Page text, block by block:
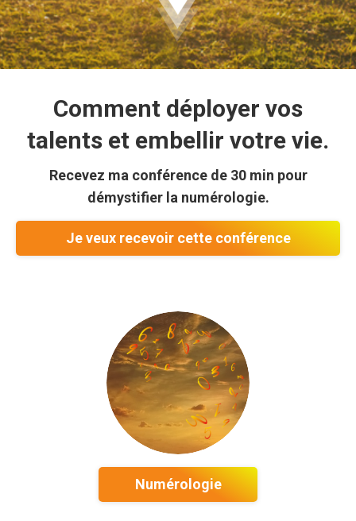
Comment déployer vos
talents et embellir votre vie.
Recevez ma conférence de 30 min pour
démystifier la numérologie.
Je veux recevoir cette conférence
Numérologie